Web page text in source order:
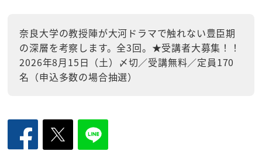
奈良大学の教授陣が大河ドラマで触れない豊臣期
の深層を考察します。全3回。★受講者大募集！！
2026年8月15日（土）〆切／受講無料／定員170
名（申込多数の場合抽選）